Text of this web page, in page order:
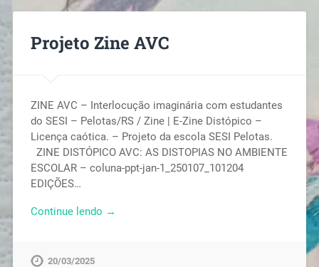
Projeto Zine AVC
ZINE AVC – Interlocução imaginária com estudantes
do SESI – Pelotas/RS / Zine | E-Zine Distópico –
Licença caótica. – Projeto da escola SESI Pelotas.
ZINE DISTÓPICO AVC: AS DISTOPIAS NO AMBIENTE
ESCOLAR – coluna-ppt-jan-1_250107_101204
EDIÇÕES…
Continue lendo →
20/03/2025